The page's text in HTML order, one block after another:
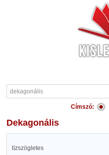
Címszó:
dekagonális
tízszögletes